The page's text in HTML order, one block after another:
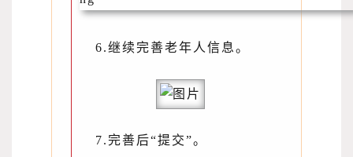
6.继续完善老年人信息。
7.完善后“提交”。